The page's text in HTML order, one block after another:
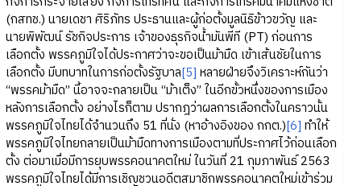
(กสทช.) นายเดชา ศิริภัทร ประธานและผู้ก่อตั้งมูลนิธิข้าวขวัญ และ
นายพิพัฒน์ รัชกิจประการ เจ้าของธุรกิจน้ำมันพีที (PT) ก่อนการ
เลือกตั้ง พรรคภูมิใจได้ประกาศว่าจะขอเป็นม้ามืด เข้าเส้นชัยในการ
เลือกตั้ง มีบทบาทในการก่อตั้งรัฐบาล[5] หลายฝ่ายจึงวิเคราะห์กันว่า
“พรรคม้ามืด” นี้อาจจะกลายเป็น “ม้าเต็ง” ในอีกขั้วหนึ่งของการเมือง
หลังการเลือกตั้ง อย่างไรก็ตาม ปรากฎว่าผลการเลือกตั้งในคราวนั้น
พรรคภูมิใจไทยได้จำนวนถึง 51 ที่นั่ง (หาอ้างอิงของ กกต.)[6] ทำให้
พรรคภูมิใจไทยกลายเป็นม้ามืดทางการเมืองตามที่ประกาศไว้ก่อนเลือก
ตั้ง ต่อมาเมื่อมีการยุบพรรคอนาคตใหม่ ในวันที่ 21 กุมภาพันธ์ 2563
พรรคภูมิใจไทยได้มีการเชิญชวนอดีตสมาชิกพรรคอนาคตใหม่เข้าร่วม